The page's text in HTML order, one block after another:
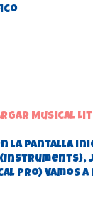
Musical
la pantalla
Pro)